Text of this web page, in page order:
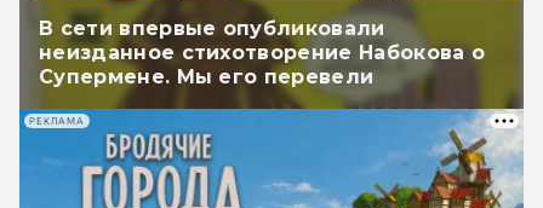
В сети впервые опубликовали
неизданное стихотворение Набокова о
Супермене. Мы его перевели
РЕКЛАМА